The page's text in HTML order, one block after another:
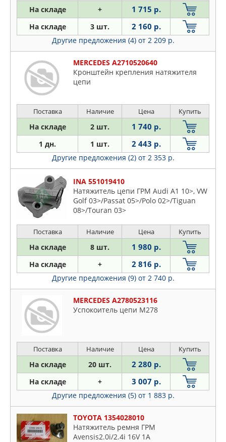
PATRON
PEUGEOT
PORSCHE
QUATTRO FRENI
RUEI
SSANGYONG
STELLOX
SWAG
TOYOTA
TRUCKTEC AUTOMOTIVE
На складе + 1 715 р.
На складе 3 шт. 2 160 р.
Другие предложения (4) от 2 209 р.
MERCEDES A2710520640
Кронштейн крепления натяжителя
цепи
Поставка Наличие Цена Купить
На складе 2 шт. 1 740 р.
1 дн. 1 шт. 2 443 р.
Другие предложения (2) от 2 353 р.
INA 551019410
Натяжитель цепи ГРМ Audi A1 10>, VW
Golf 03>/Passat 05>/Polo 02>/Tiguan
08>/Touran 03>
Поставка Наличие Цена Купить
На складе 8 шт. 1 980 р.
На складе + 2 816 р.
Другие предложения (9) от 2 740 р.
MERCEDES A2780523116
Успокоитель цепи M278
Поставка Наличие Цена Купить
На складе 20 шт. 2 280 р.
На складе + 3 007 р.
Другие предложения (5) от 1 883 р.
TOYOTA 1354028010
Натяжитель ремня ГРМ
Avensis2.0i/2.4i 16V 1A